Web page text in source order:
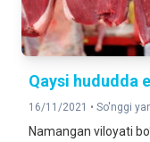
Qaysi hududda
16/11/2021 • So'nggi
Namangan viloyati